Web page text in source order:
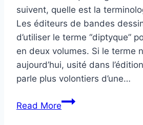
suivent, quelle est la
Les éditeurs de bandes
d’utiliser le terme “diptyque”
en deux volumes. Si le terme
aujourd’hui, usité dans
parle plus volontiers d’une…
Read MoreComment